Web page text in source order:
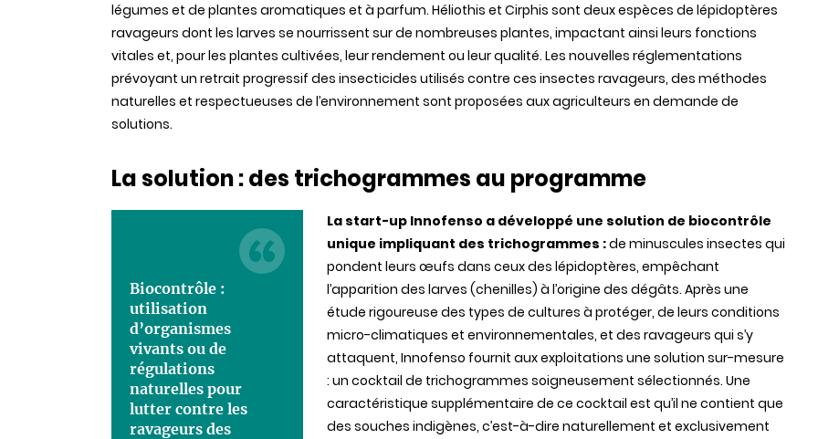
légumes et de plantes aromatiques et à parfum. Héliothis et Cirphis sont deux espèces de lépidoptères
ravageurs dont les larves se nourrissent sur de nombreuses plantes, impactant ainsi leurs fonctions
vitales et, pour les plantes cultivées, leur rendement ou leur qualité. Les nouvelles réglementations
prévoyant un retrait progressif des insecticides utilisés contre ces insectes ravageurs, des méthodes
naturelles et respectueuses de l’environnement sont proposées aux agriculteurs en demande de
solutions.
La solution : des trichogrammes au programme
Biocontrôle :
utilisation
d’organismes
vivants ou de
régulations
naturelles pour
lutter contre les
ravageurs des
La start-up Innofenso a développé une solution de biocontrôle
unique impliquant des trichogrammes :de minuscules insectes qui
pondent leurs œufs dans ceux des lépidoptères, empêchant
l’apparition des larves (chenilles) à l’origine des dégâts. Après une
étude rigoureuse des types de cultures à protéger, de leurs conditions
micro-climatiques et environnementales, et des ravageurs qui s’y
attaquent, Innofenso fournit aux exploitations une solution sur-mesure
: un cocktail de trichogrammes soigneusement sélectionnés. Une
caractéristique supplémentaire de ce cocktail est qu’il ne contient que
des souches indigènes, c’est-à-dire naturellement et exclusivement